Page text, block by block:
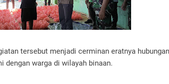
tersebut menjadi cerminan eratnya
dengan warga di wilayah binaan.